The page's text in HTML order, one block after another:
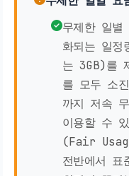
무제한 일별
화되는 일
는 3GB)를
를 모두 소
까지 저속
이용할 수
(Fair
전반에서 표